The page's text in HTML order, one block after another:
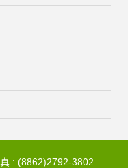
: (8862)2792-3802